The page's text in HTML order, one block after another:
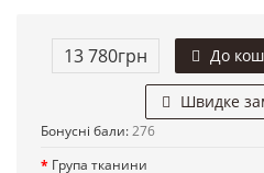
13 780грн До
Швидке
Бонусні бали: 276
Група тканини